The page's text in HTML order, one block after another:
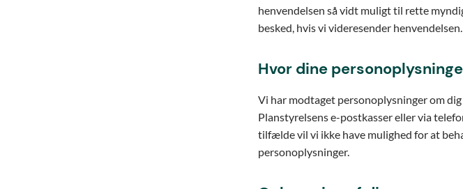
henvendelsen så vidt muligt til rette
besked, hvis vi videresender henvendelsen.
Hvor dine
Vi har modtaget personoplysninger om
Planstyrelsens e-postkasser eller via
tilfælde vil vi ikke have mulighed for at
personoplysninger.